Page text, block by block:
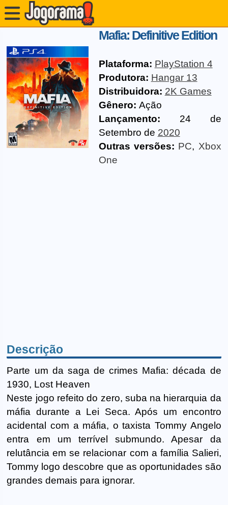
Mafia: Definitive Edition
Plataforma: PlayStation 4
Produtora: Hangar 13
Distribuidora: 2K Games
Gênero: Ação
Lançamento: 24 de
Setembro de 2020
Outras versões: PC, Xbox
One
Descrição
Parte um da saga de crimes Mafia: década de
1930, Lost Heaven
Neste jogo refeito do zero, suba na hierarquia da
máfia durante a Lei Seca. Após um encontro
acidental com a máfia, o taxista Tommy Angelo
entra em um terrível submundo. Apesar da
relutância em se relacionar com a família Salieri,
Tommy logo descobre que as oportunidades são
grandes demais para ignorar.